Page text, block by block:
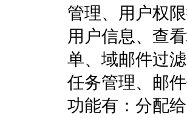
管理、用户权
用户信息、查
单、域邮件过
任务管理、邮
功能有：分配